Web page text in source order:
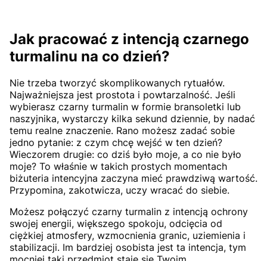
Jak pracować z intencją czarnego
turmalinu na co dzień?
Nie trzeba tworzyć skomplikowanych rytuałów.
Najważniejsza jest prostota i powtarzalność. Jeśli
wybierasz czarny turmalin w formie bransoletki lub
naszyjnika, wystarczy kilka sekund dziennie, by nadać
temu realne znaczenie. Rano możesz zadać sobie
jedno pytanie: z czym chcę wejść w ten dzień?
Wieczorem drugie: co dziś było moje, a co nie było
moje? To właśnie w takich prostych momentach
biżuteria intencyjna zaczyna mieć prawdziwą wartość.
Przypomina, zakotwicza, uczy wracać do siebie.
Możesz połączyć czarny turmalin z intencją ochrony
swojej energii, większego spokoju, odcięcia od
ciężkiej atmosfery, wzmocnienia granic, uziemienia i
stabilizacji. Im bardziej osobista jest ta intencja, tym